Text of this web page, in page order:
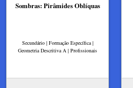
Sombras: Pirâmides Oblíquas
Secundário | Formação Específica |
Geometria Descritiva A | Profissionais